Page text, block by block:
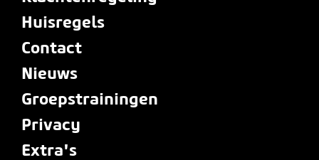
Huisregels
Contact
Nieuws
Groepstrainingen
Privacy
Extra's